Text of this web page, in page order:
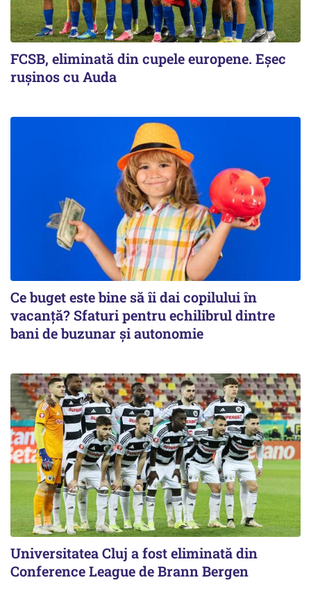
FCSB, eliminată din cupele europene. Eşec
ruşinos cu Auda
Ce buget este bine să îi dai copilului în
vacanță? Sfaturi pentru echilibrul dintre
bani de buzunar și autonomie
Universitatea Cluj a fost eliminată din
Conference League de Brann Bergen